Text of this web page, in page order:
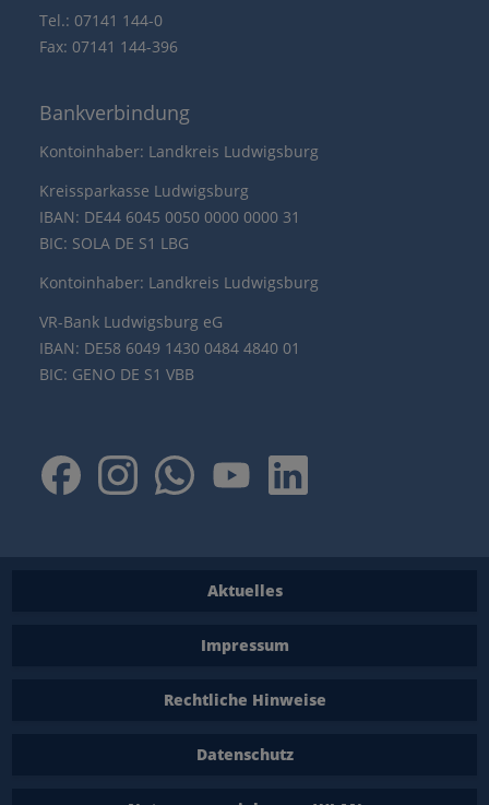
Tel.: 07141 144-0
Fax: 07141 144-396
Bankverbindung
Kontoinhaber: Landkreis Ludwigsburg
Kreissparkasse Ludwigsburg
IBAN: DE44 6045 0050 0000 0000 31
BIC: SOLA DE S1 LBG
Kontoinhaber: Landkreis Ludwigsburg
VR-Bank Ludwigsburg eG
IBAN: DE58 6049 1430 0484 4840 01
BIC: GENO DE S1 VBB
Aktuelles
Impressum
Rechtliche Hinweise
Datenschutz